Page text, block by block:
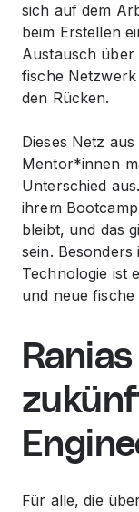
sich auf dem
beim Erstellen
Austausch über
fische
den Rücken.
Dieses Netz
Mentor*innen
Unterschied
ihrem
bleibt, und das
sein.
Technologie ist
und neue fische
Für alle, die